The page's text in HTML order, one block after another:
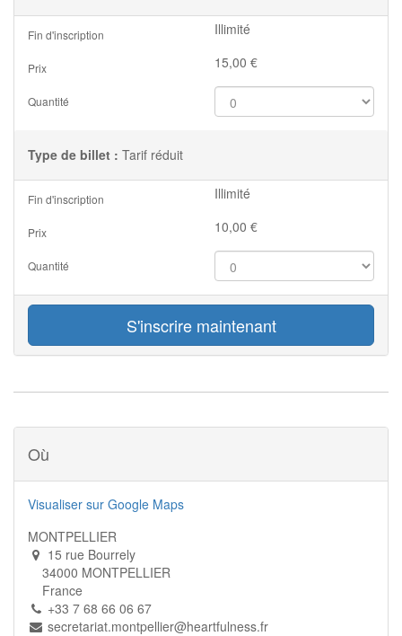
Fin d'inscription Illimité
Prix 15,00 €
Quantité
Type de billet : Tarif réduit
Fin d'inscription Illimité
Prix 10,00 €
Quantité
S'inscrire maintenant
Où
Visualiser sur Google Maps
MONTPELLIER
15 rue Bourrely
34000 MONTPELLIER
France
+33 7 68 66 06 67
secretariat.montpellier@heartfulness.fr